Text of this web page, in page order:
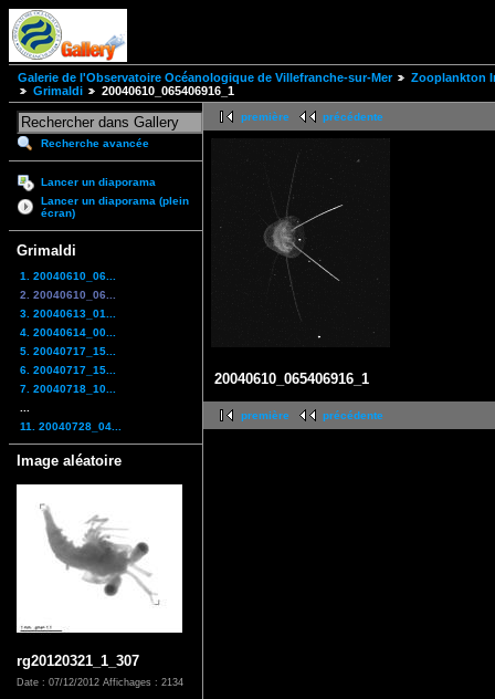
Galerie de l'Observatoire Océanologique de Villefranche-sur-Mer
Zooplankton
Grimaldi
20040610_065406916_1
Recherche avancée
Lancer un diaporama
Lancer un diaporama (plein
écran)
Grimaldi
1. 20040610_06...
2. 20040610_06...
3. 20040613_01...
4. 20040614_00...
5. 20040717_15...
6. 20040717_15...
7. 20040718_10...
11. 20040728_04...
Image aléatoire
rg20120321_1_307
Date : 07/12/2012 Affichages : 2134
première précédente
20040610_065406916_1
première précédente